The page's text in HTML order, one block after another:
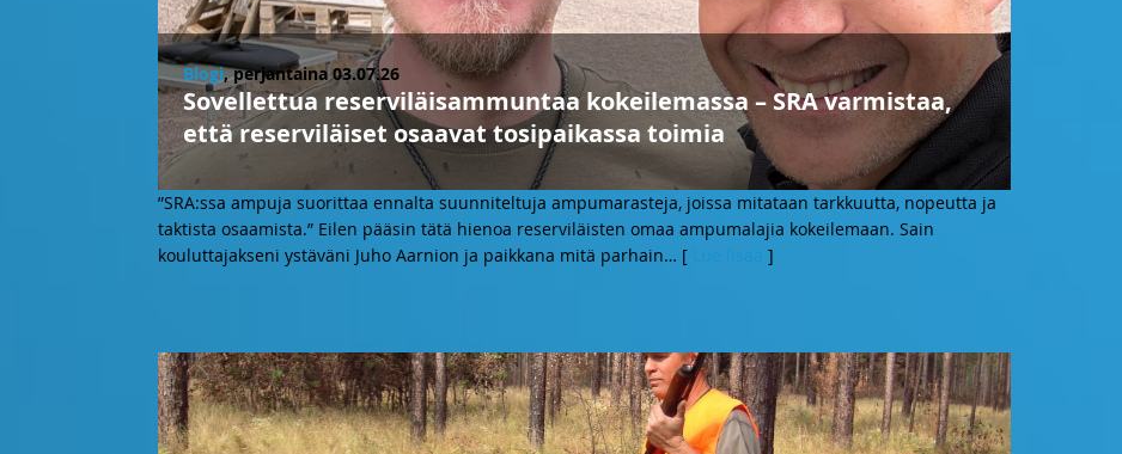
Blogi, perjantaina 03.07.26
Sovellettua reserviläisammuntaa kokeilemassa – SRA varmistaa,
että reserviläiset osaavat tosipaikassa toimia
”SRA:ssa ampuja suorittaa ennalta suunniteltuja ampumarasteja, joissa mitataan tarkkuutta, nopeutta ja
taktista osaamista.” Eilen pääsin tätä hienoa reserviläisten omaa ampumalajia kokeilemaan. Sain
kouluttajakseni ystäväni Juho Aarnion ja paikkana mitä parhain… [ ]